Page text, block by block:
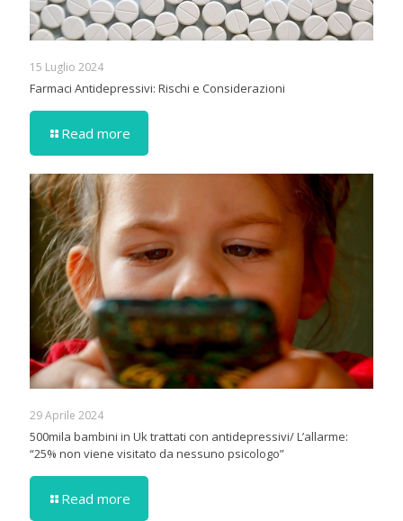
15 Luglio 2024
Farmaci Antidepressivi: Rischi e Considerazioni
Read more
29 Aprile 2024
500mila bambini in Uk trattati con antidepressivi/ L’allarme:
“25% non viene visitato da nessuno psicologo”
Read more